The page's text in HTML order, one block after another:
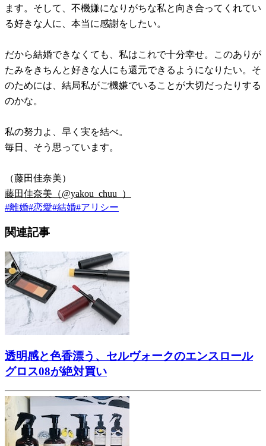
ます。そして、不機嫌になりがちな私と向き合ってくれてい
る好きな人に、本当に感謝をしたい。
だから結婚できなくても、私はこれで十分幸せ。このありが
たみをきちんと好きな人にも還元できるようになりたい。そ
のためには、結局私がご機嫌でいることが大切だったりする
のかな。
私の努力よ、早く実を結べ。
毎日、そう思っています。
（藤田佳奈美）
藤田佳奈美（@yakou_chuu_）
#離婚#恋愛#結婚#アリシー
関連記事
透明感と色香漂う、セルヴォークのエンスロール
グロス08が絶対買い